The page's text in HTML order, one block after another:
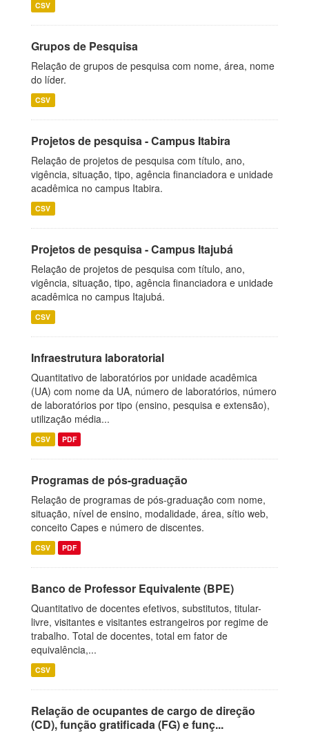
CSV
Grupos de Pesquisa
Relação de grupos de pesquisa com nome, área, nome
do líder.
CSV
Projetos de pesquisa - Campus Itabira
Relação de projetos de pesquisa com título, ano,
vigência, situação, tipo, agência financiadora e unidade
acadêmica no campus Itabira.
CSV
Projetos de pesquisa - Campus Itajubá
Relação de projetos de pesquisa com título, ano,
vigência, situação, tipo, agência financiadora e unidade
acadêmica no campus Itajubá.
CSV
Infraestrutura laboratorial
Quantitativo de laboratórios por unidade acadêmica
(UA) com nome da UA, número de laboratórios, número
de laboratórios por tipo (ensino, pesquisa e extensão),
utilização média...
CSV PDF
Programas de pós-graduação
Relação de programas de pós-graduação com nome,
situação, nível de ensino, modalidade, área, sítio web,
conceito Capes e número de discentes.
CSV PDF
Banco de Professor Equivalente (BPE)
Quantitativo de docentes efetivos, substitutos, titular-
livre, visitantes e visitantes estrangeiros por regime de
trabalho. Total de docentes, total em fator de
equivalência,...
CSV
Relação de ocupantes de cargo de direção
(CD), função gratificada (FG) e funç...